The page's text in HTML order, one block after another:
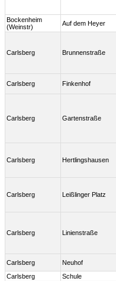
Bockenheim
(Weinstr)
Auf dem Heyer
Carlsberg Brunnenstraße
Carlsberg Finkenhof
Carlsberg Gartenstraße
Carlsberg Hertlingshausen
Carlsberg Leißlinger Platz
Carlsberg Linienstraße
Carlsberg Neuhof
Carlsberg
Schule